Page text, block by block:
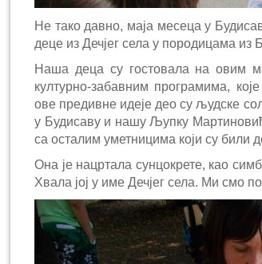
Не тако давно, маја месеца у
деце из Дечјег села у породицама из
Наша деца су гостовала на овим
културно-забавним програмима,
ове предивне идеје део су људске
у Будисаву и нашу Љупку
са осталим уметницима који су били
Она је нацртала сунцокрете, као
Хвала јој у име Дечјег села. Ми смо